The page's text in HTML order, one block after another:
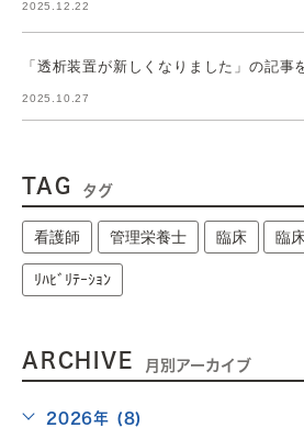
2025.12.22
「透析装置が新しくなりました」の記事
2025.10.27
TAG タグ
看護師 管理栄養士 臨床 臨
ﾘﾊﾋﾞﾘﾃｰｼｮﾝ
ARCHIVE 月別アーカイブ
2026年 (8)